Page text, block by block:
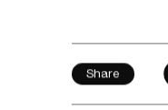
Share